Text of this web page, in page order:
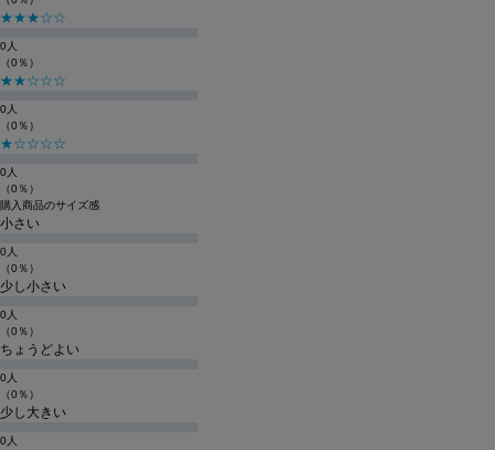
★★★☆☆
0人
（0％）
★★☆☆☆
0人
（0％）
★☆☆☆☆
0人
（0％）
購入商品のサイズ感
小さい
0人
（0％）
少し小さい
0人
（0％）
ちょうどよい
0人
（0％）
少し大きい
0人